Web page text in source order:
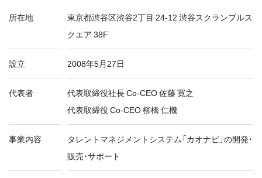
所在地
東京都渋谷区渋谷2丁目 24-12 渋谷スクランブルス
クエア 38F
設立 2008年5月27日
代表者
代表取締役社長 Co-CEO 佐藤 寛之
代表取締役 Co-CEO 柳橋 仁機
事業内容
タレントマネジメントシステム「カオナビ」の開発・
販売・サポート